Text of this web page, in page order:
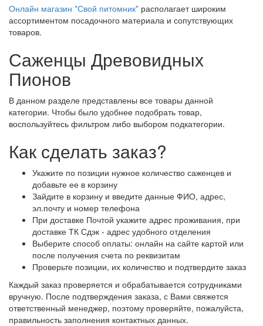
Онлайн магазин "Свой питомник" располагает широким
ассортиментом посадочного материала и сопутствующих
товаров.
Саженцы Древовидных
Пионов
В данном разделе представлены все товары данной
категории. Чтобы было удобнее подобрать товар,
воспользуйтесь фильтром либо выбором подкатегории.
Как сделать заказ?
Укажите по позиции нужное количество саженцев и
добавьте ее в корзину
Зайдите в корзину и введите данные ФИО, адрес,
эл.почту и номер телефона
При доставке Почтой укажите адрес проживания, при
доставке ТК Сдэк - адрес удобного отделения
Выберите способ оплаты: онлайн на сайте картой или
после получения счета по реквизитам
Проверьте позиции, их количество и подтвердите заказ
Каждый заказ проверяется и обрабатывается сотрудниками
вручную. После подтверждения заказа, с Вами свяжется
ответственный менеджер, поэтому проверяйте, пожалуйста,
правильность заполнения контактных данных.